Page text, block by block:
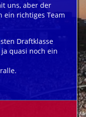
uns, aber der
ein richtiges Team
Draftklasse
quasi noch ein